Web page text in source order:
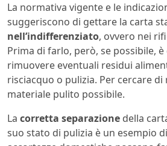
La normativa vigente e le
suggeriscono di gettare la carta
nell’indifferenziato, ovvero nei
Prima di farlo, però, se possibile,
rimuovere eventuali residui
risciacquo o pulizia. Per cercare
materiale pulito possibile.
La corretta separazione della
suo stato di pulizia è un esempio